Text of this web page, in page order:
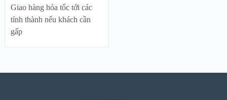
Giao hàng hỏa tốc tới các
tỉnh thành nếu khách cần
gấp